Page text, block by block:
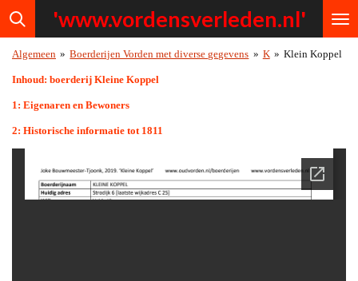
Ga
direct
de
hoofdinhoud
'www.vordensverleden.nl'
Algemeen » Boerderijen Vorden met diverse gegevens » K » Klein Koppel
Inhoud: boerderij Kleine Koppel
1: Eigenaren en Bewoners
2: Historische informatie tot 1811